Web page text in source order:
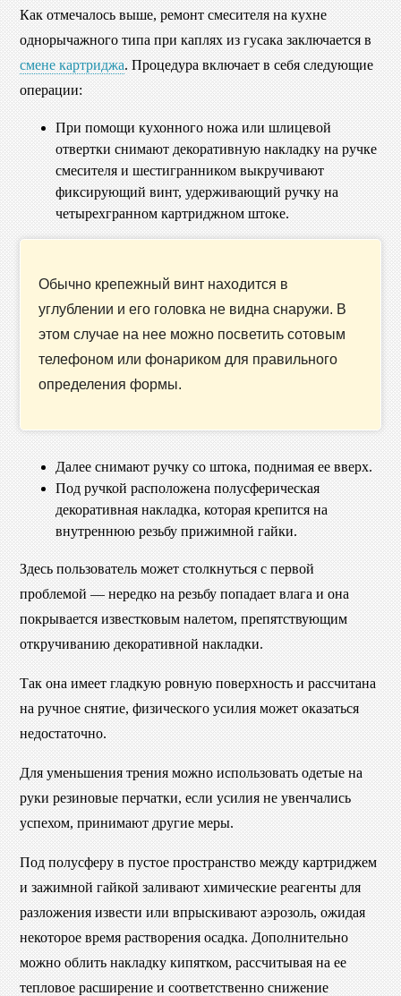
Как отмечалось выше, ремонт смесителя на кухне
однорычажного типа при каплях из гусака заключается в
смене картриджа. Процедура включает в себя следующие
операции:
При помощи кухонного ножа или шлицевой
отвертки снимают декоративную накладку на ручке
смесителя и шестигранником выкручивают
фиксирующий винт, удерживающий ручку на
четырехгранном картриджном штоке.
Обычно крепежный винт находится в
углублении и его головка не видна снаружи. В
этом случае на нее можно посветить сотовым
телефоном или фонариком для правильного
определения формы.
Далее снимают ручку со штока, поднимая ее вверх.
Под ручкой расположена полусферическая
декоративная накладка, которая крепится на
внутреннюю резьбу прижимной гайки.
Здесь пользователь может столкнуться с первой
проблемой — нередко на резьбу попадает влага и она
покрывается известковым налетом, препятствующим
откручиванию декоративной накладки.
Так она имеет гладкую ровную поверхность и рассчитана
на ручное снятие, физического усилия может оказаться
недостаточно.
Для уменьшения трения можно использовать одетые на
руки резиновые перчатки, если усилия не увенчались
успехом, принимают другие меры.
Под полусферу в пустое пространство между картриджем
и зажимной гайкой заливают химические реагенты для
разложения извести или впрыскивают аэрозоль, ожидая
некоторое время растворения осадка. Дополнительно
можно облить накладку кипятком, рассчитывая на ее
тепловое расширение и соответственно снижение